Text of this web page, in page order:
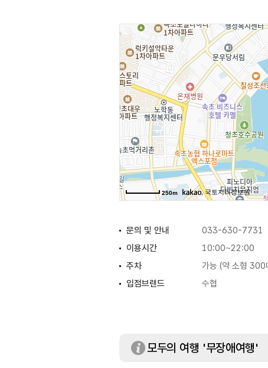
있을 것이다. 근처에 청초호와 엑스
할 수 있는 요소들이 있다.
(출처 : 속초시청 문화관광 홈페이지)
250m , 국토지리정보원
문의 및 안내 033-630-7731
이용시간
10:00~22:00
주차
가능 (약 소형 300
입점브랜드
수협
모두의 여행 '무장애여행'